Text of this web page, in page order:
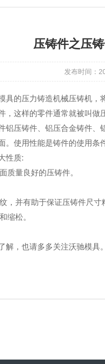
压铸件之压
发布时间：
具的压力铸造机械压铸机
，这样的零件通常就被叫
压铸件、铝压合金铸件、
。使用性能是铸件的使用
性质:
质量良好的压铸件。
，并有助于保证压铸件尺寸
缩松。
，也请多多关注沃驰模具。